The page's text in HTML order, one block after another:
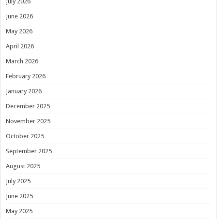
June 2026
May 2026
April 2026
March 2026
February 2026
January 2026
December 2025
November 2025
October 2025
September 2025
August 2025
July 2025
June 2025
May 2025